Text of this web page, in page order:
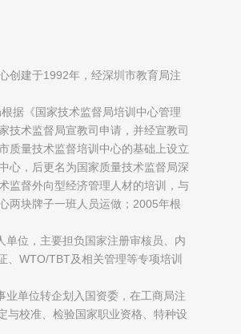
创建于1992年，经深圳市教育局注
据《国家技术监督局培训中心管理
技术监督局宣教司申请，并经宣教司
质量技术监督培训中心的基础上设立
心，后更名为国家质量技术监督局深
监督外向型经济管理人材的培训，与
两块牌子一班人员运做；2005年根
位，主要担负国家注册审核员、内
、WTO/TBT及相关管理等专项培训
单位转企划入国资委，在工商局注
与校准、检验国家职业资格、特种设